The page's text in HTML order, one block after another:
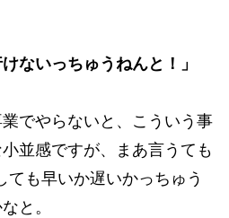
ないっちゅうねんと！」
でやらないと、こういう事
並感ですが、まあ言うても
ても早いか遅いかっちゅう
と。